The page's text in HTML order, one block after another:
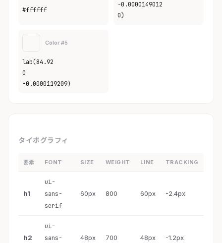
#ffffff
-0.0000149012
0)
Color #5
lab(84.92
0
-0.0000119209)
タイポグラフィ
要素 FONT SIZE WEIGHT LINE TRACKING
h1
ui-
sans-
serif
60px 800 60px -2.4px
h2
ui-
sans-
48px 700 48px -1.2px